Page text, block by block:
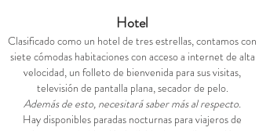
Hotel
Clasificado como un hotel de tres estrellas, contamos con
siete cómodas habitaciones con acceso a internet de alta
velocidad, un folleto de bienvenida para sus visitas,
televisión de pantalla plana, secador de pelo.
Además de esto, necesitará saber más al respecto.
Hay disponibles paradas nocturnas para viajeros de